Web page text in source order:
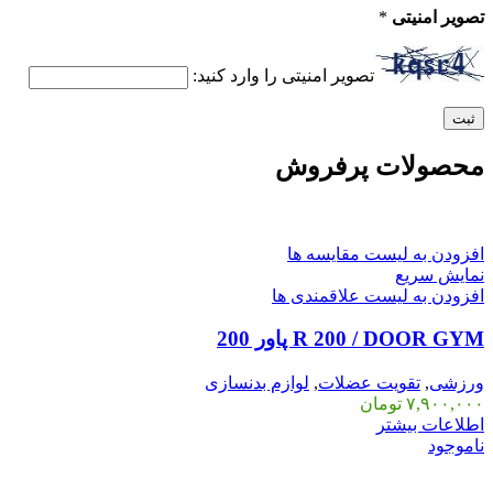
تصویر امنیتی *
تصویر امنیتی را وارد کنید:
محصولات پرفروش
افزودن به لیست مقایسه ها
نمایش سریع
افزودن به لیست علاقمندی ها
R 200 / DOOR GYM پاور 200
ورزشی, تقویت عضلات, لوازم بدنسازی
۷,۹۰۰,۰۰۰ تومان
اطلاعات بیشتر
ناموجود